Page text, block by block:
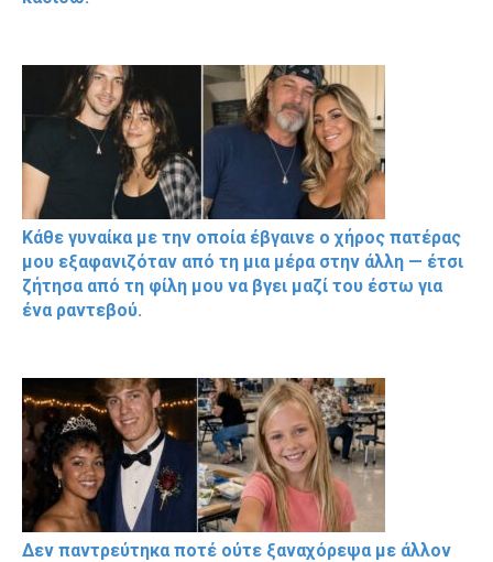
Κάθε γυναίκα με την οποία έβγαινε ο χήρος πατέρας
μου εξαφανιζόταν από τη μια μέρα στην άλλη — έτσι
ζήτησα από τη φίλη μου να βγει μαζί του έστω για
ένα ραντεβού.
Δεν παντρεύτηκα ποτέ ούτε ξαναχόρεψα με άλλον